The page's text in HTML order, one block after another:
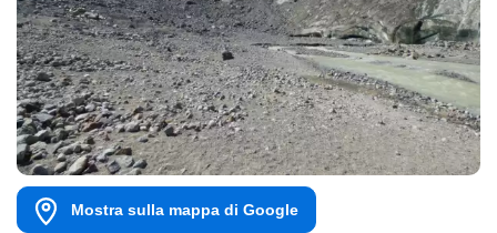
Mostra sulla mappa di Google